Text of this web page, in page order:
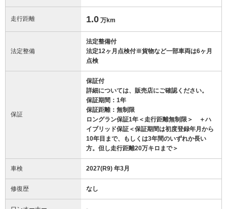
走行距離 1.0 万km
法定整備
法定整備付
法定12ヶ月点検付※貨物など一部車両は6ヶ月
点検
保証
保証付
詳細については、販売店にご確認ください。
保証期間：1年
保証距離：無制限
ロングラン保証1年＜走行距離無制限＞ ＋ハ
イブリッド保証＜保証期間は初度登録年月から
10年目まで、もしくは3年間のいずれか長い
方。但し走行距離20万キロまで＞
車検 2027(R9) 年3月
修復歴 なし